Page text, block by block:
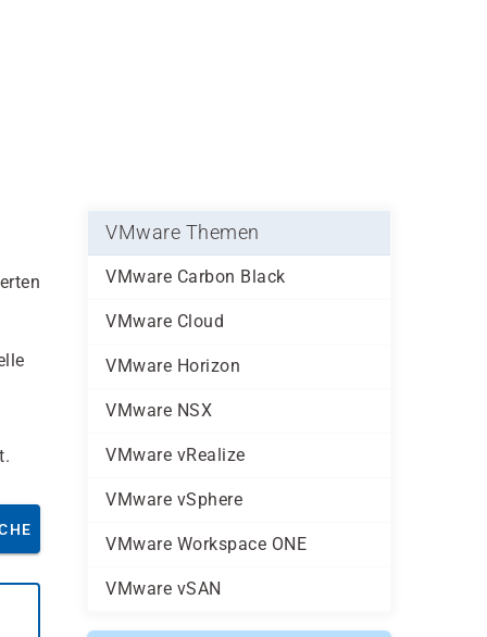
VMware Themen
VMware Carbon Black
VMware Cloud
VMware Horizon
VMware NSX
VMware vRealize
VMware vSphere
VMware Workspace ONE
VMware vSAN